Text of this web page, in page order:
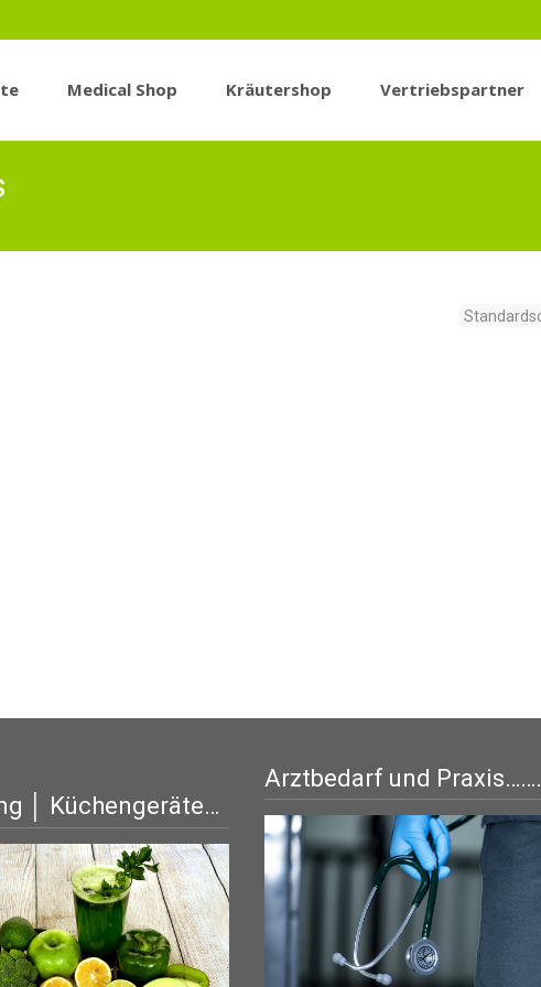
Medical Shop Kräutershop Vertriebspartner
Arztbedarf und Praxis…….
│ Küchengeräte…